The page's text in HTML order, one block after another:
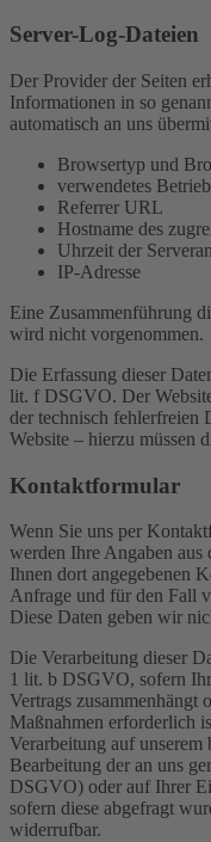
Server-Log-Dateien
Der Provider der Seiten
Informationen in so
automatisch an uns
Browsertyp und
verwendetes
Referrer URL
Hostname des
Uhrzeit der
IP-Adresse
Eine Zusammenführung
wird nicht vorgenommen.
Die Erfassung dieser
lit. f DSGVO. Der
der technisch fehlerfreien
Website – hierzu müssen
Kontaktformular
Wenn Sie uns per
werden Ihre Angaben
Ihnen dort angegebenen
Anfrage und für den Fall
Diese Daten geben wir
Die Verarbeitung dieser
1 lit. b DSGVO, sofern
Vertrags
Maßnahmen erforderlich
Verarbeitung auf unserem
Bearbeitung der an uns
DSGVO) oder auf Ihrer
sofern diese abgefragt
widerrufbar.